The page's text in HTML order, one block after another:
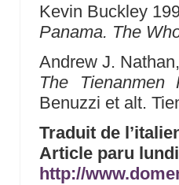
Kevin Buckley
Panama. The
Andrew J.
The Tienanmen
Benuzzi et alt.
Traduit de
Article paru
http://